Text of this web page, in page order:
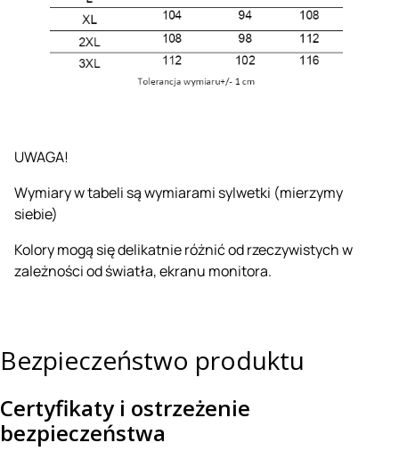
UWAGA!
Wymiary w tabeli są wymiarami sylwetki (mierzymy
siebie)
Kolory mogą się delikatnie różnić od rzeczywistych w
zależności od światła, ekranu monitora.
Bezpieczeństwo produktu
Certyfikaty i ostrzeżenie
bezpieczeństwa